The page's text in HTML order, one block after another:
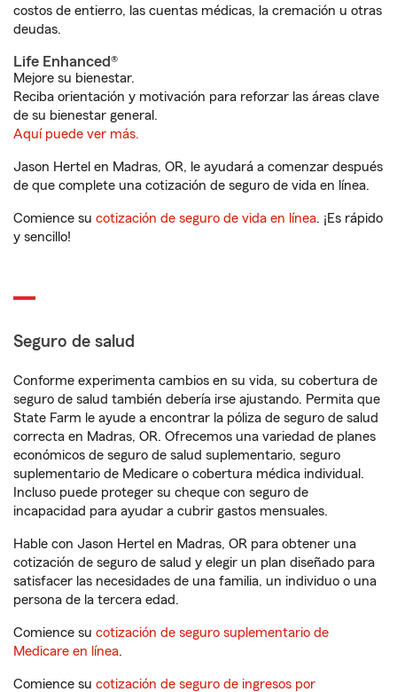
costos de entierro, las cuentas médicas, la cremación u otras
deudas.
Life Enhanced®
Mejore su bienestar.
Reciba orientación y motivación para reforzar las áreas clave
de su bienestar general.
Aquí puede ver más.
Jason Hertel en Madras, OR, le ayudará a comenzar después
de que complete una cotización de seguro de vida en línea.
Comience su cotización de seguro de vida en línea. ¡Es rápido
y sencillo!
Seguro de salud
Conforme experimenta cambios en su vida, su cobertura de
seguro de salud también debería irse ajustando. Permita que
State Farm le ayude a encontrar la póliza de seguro de salud
correcta en Madras, OR. Ofrecemos una variedad de planes
económicos de seguro de salud suplementario, seguro
suplementario de Medicare o cobertura médica individual.
Incluso puede proteger su cheque con seguro de
incapacidad para ayudar a cubrir gastos mensuales.
Hable con Jason Hertel en Madras, OR para obtener una
cotización de seguro de salud y elegir un plan diseñado para
satisfacer las necesidades de una familia, un individuo o una
persona de la tercera edad.
Comience su cotización de seguro suplementario de
Medicare en línea.
Comience su cotización de seguro de ingresos por